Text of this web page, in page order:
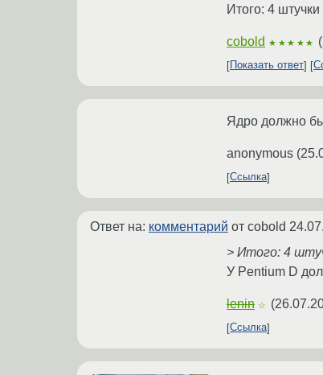
Итого: 4 штучки
cobold ★★★★★ (
Показать ответ
Ядро должно
anonymous (
Ссылка
Ответ на: комментарий от cobold
> Итого: 4
У Pentium D
lenin ☆ (
Ссылка